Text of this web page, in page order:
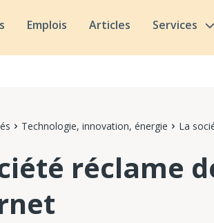
Emplois Articles Services
Technologie, innovation, énergie La
réclame